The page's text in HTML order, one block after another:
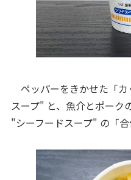
ペッパーをきかせた「
スープ" と、魚介とポーク
"シーフードスープ" の「合